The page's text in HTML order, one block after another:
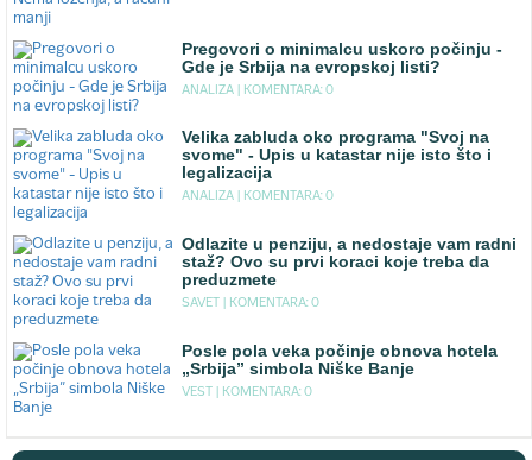
Pregovori o minimalcu uskoro počinju -
Gde je Srbija na evropskoj listi?
ANALIZA | KOMENTARA: 0
Velika zabluda oko programa "Svoj na
svome" - Upis u katastar nije isto što i
legalizacija
ANALIZA | KOMENTARA: 0
Odlazite u penziju, a nedostaje vam radni
staž? Ovo su prvi koraci koje treba da
preduzmete
SAVET | KOMENTARA: 0
Posle pola veka počinje obnova hotela
„Srbija” simbola Niške Banje
VEST | KOMENTARA: 0